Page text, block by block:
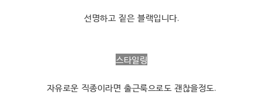
선명하고 짙은 블랙입니다.
스타일링
자유로운 직종이라면 출근룩으로도 괜찮을정도.